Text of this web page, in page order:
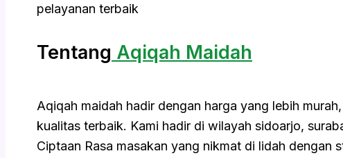
pelayanan terbaik
Tentang Aqiqah Maidah
Aqiqah maidah hadir dengan harga yang lebih
kualitas terbaik. Kami hadir di wilayah sidoarjo,
Ciptaan Rasa masakan yang nikmat di lidah dengan